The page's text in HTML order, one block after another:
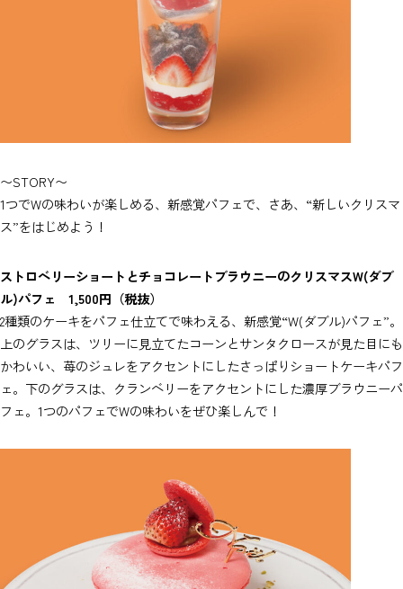
〜STORY〜
1つでWの味わいが楽しめる、新感覚パフェで、さあ、“新しいクリスマ
ス”をはじめよう！
ストロベリーショートとチョコレートブラウニーのクリスマスW(ダブ
ル)パフェ 1,500円（税抜）
2種類のケーキをパフェ仕立てで味わえる、新感覚“W(ダブル)パフェ”。
上のグラスは、ツリーに見立てたコーンとサンタクロースが見た目にも
かわいい、苺のジュレをアクセントにしたさっぱりショートケーキパフ
ェ。下のグラスは、クランベリーをアクセントにした濃厚ブラウニーパ
フェ。1つのパフェでWの味わいをぜひ楽しんで！